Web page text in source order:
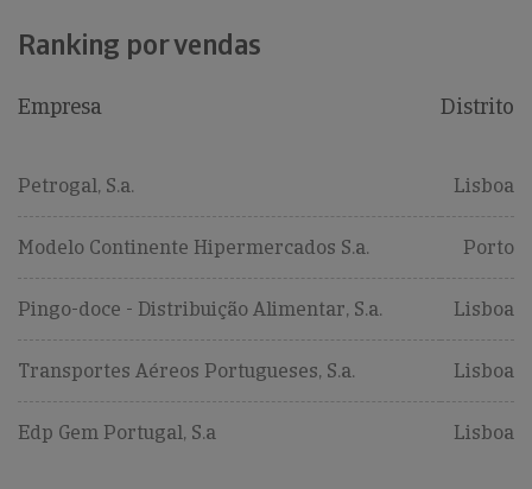
Ranking por vendas
Empresa Distrito
Petrogal, S.a. Lisboa
Modelo Continente Hipermercados S.a. Porto
Pingo-doce - Distribuição Alimentar, S.a. Lisboa
Transportes Aéreos Portugueses, S.a. Lisboa
Edp Gem Portugal, S.a Lisboa